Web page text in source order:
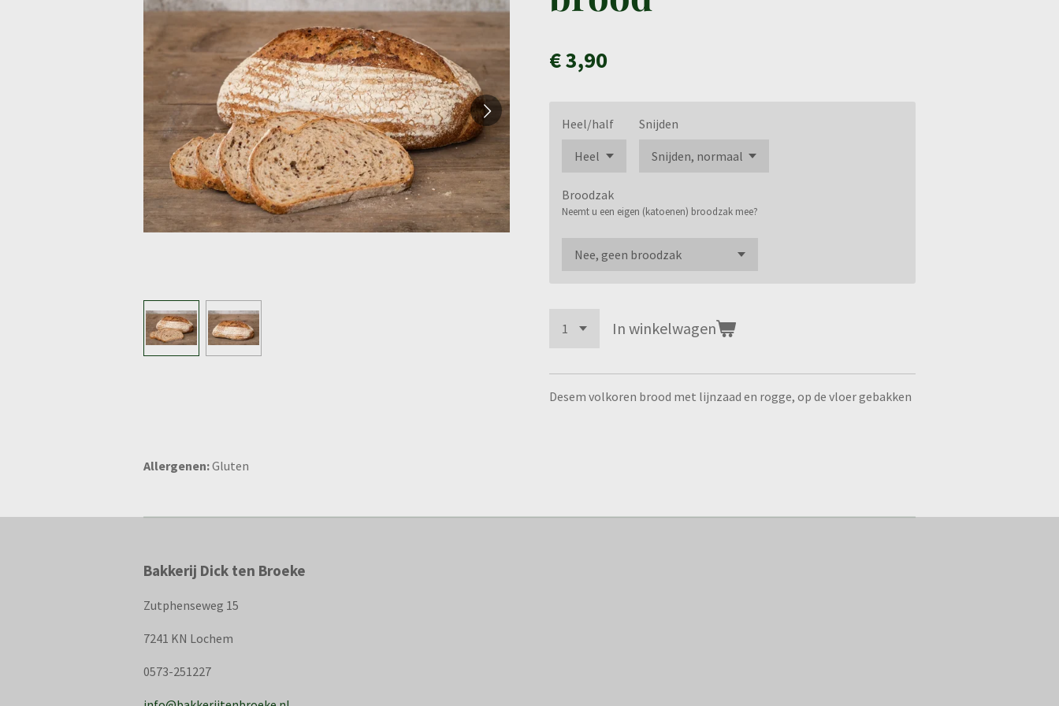
€ 3,90
Heel/half Snijden
Broodzak
Neemt u een eigen (katoenen) broodzak mee?
In winkelwagen
Desem volkoren brood met lijnzaad en rogge, op de vloer gebakken
Allergenen:Gluten
Bakkerij Dick ten Broeke
Zutphenseweg 15
7241 KN Lochem
0573-251227